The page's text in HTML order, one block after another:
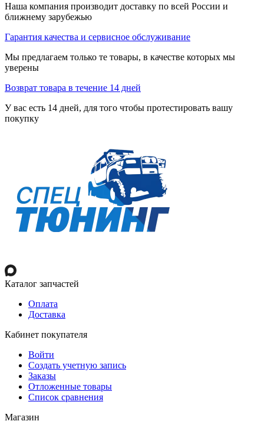
Наша компания производит доставку по всей России и
ближнему зарубежью
Гарантия качества и сервисное обслуживание
Мы предлагаем только те товары, в качестве которых мы
уверены
Возврат товара в течение 14 дней
У вас есть 14 дней, для того чтобы протестировать вашу
покупку
Каталог запчастей
Оплата
Доставка
Кабинет покупателя
Войти
Создать учетную запись
Заказы
Отложенные товары
Список сравнения
Магазин